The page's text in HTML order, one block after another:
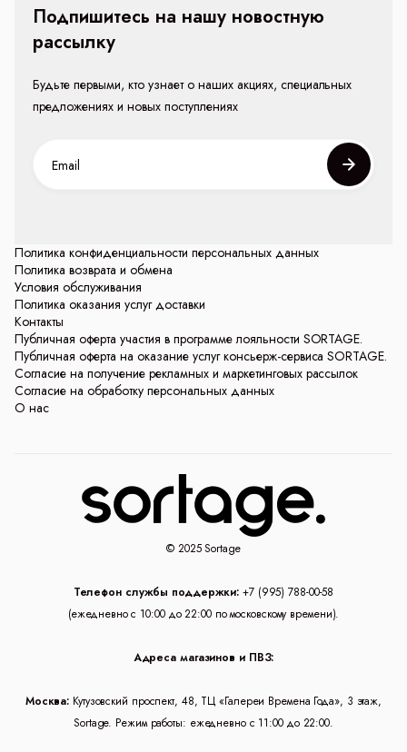
Политика конфиденциальности персональных данных
Политика возврата и обмена
Условия обслуживания
Политика оказания услуг доставки
Контакты
Публичная оферта участия в программе лояльности SORTAGE.
Публичная оферта на оказание услуг консьерж-сервиса SORTAGE.
Согласие на получение рекламных и маркетинговых рассылок
Согласие на обработку персональных данных
О нас
Подпишитесь на нашу новостную
рассылку
Будьте первыми, кто узнает о наших акциях, специальных
предложениях и новых поступлениях
© 2025 Sortage
Телефон службы поддержки: +7 (995) 788-00-58
(ежедневно с 10:00 до 22:00 по московскому времени).
Адреса магазинов и ПВЗ:
Москва: Кутузовский проспект, 48, ТЦ «Галереи Времена Года», 3 этаж,
Sortage. Режим работы: ежедневно с 11:00 до 22:00.